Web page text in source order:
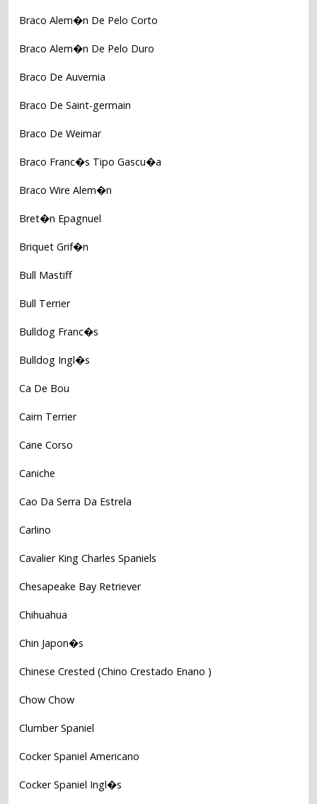
Braco Alem�n De Pelo Corto
Braco Alem�n De Pelo Duro
Braco De Auvernia
Braco De Saint-germain
Braco De Weimar
Braco Franc�s Tipo Gascu�a
Braco Wire Alem�n
Bret�n Epagnuel
Briquet Grif�n
Bull Mastiff
Bull Terrier
Bulldog Franc�s
Bulldog Ingl�s
Ca De Bou
Cairn Terrier
Cane Corso
Caniche
Cao Da Serra Da Estrela
Carlino
Cavalier King Charles Spaniels
Chesapeake Bay Retriever
Chihuahua
Chin Japon�s
Chinese Crested (Chino Crestado Enano )
Chow Chow
Clumber Spaniel
Cocker Spaniel Americano
Cocker Spaniel Ingl�s